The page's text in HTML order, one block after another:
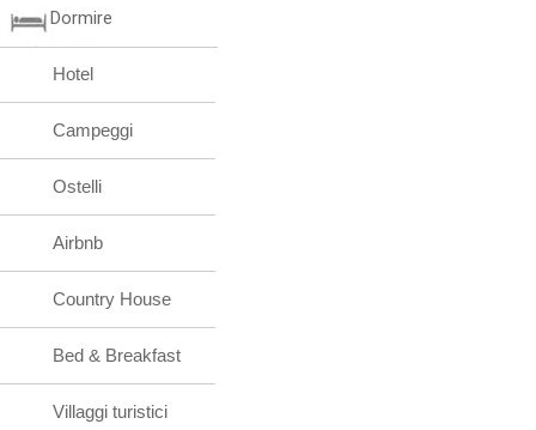
Dormire
Hotel
Campeggi
Ostelli
Airbnb
Country House
Bed & Breakfast
Villaggi turistici